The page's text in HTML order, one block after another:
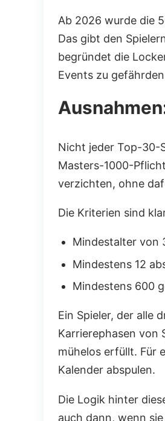
Ab 2026 wurde die
Das gibt den
begründet die
Events zu
Nicht jeder Top-30-
Masters-1000-
verzichten, ohne
Die Kriterien sind
Mindestalter von
Mindestens 12
Mindestens 600
Ein Spieler, der alle
Karrierephasen von
mühelos erfüllt. Für
Kalender abspulen.
Die Logik hinter
auch dann, wenn